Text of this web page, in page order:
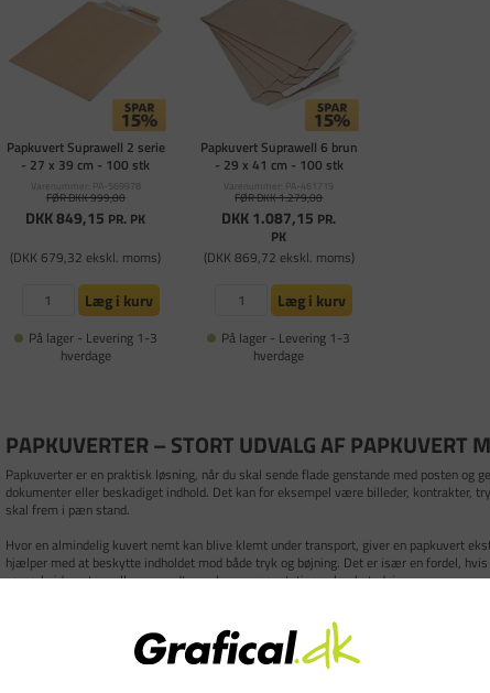
Papkuvert Suprawell 2 serie
- 27 x 39 cm - 100 stk
Varenummer: PA-569978
FØR DKK 999,00
DKK 849,15 PR. PK
(DKK 679,32 ekskl. moms)
Læg i kurv
På lager - Levering 1-3
hverdage
Papkuvert Suprawell 6 brun
- 29 x 41 cm - 100 stk
Varenummer: PA-461719
FØR DKK 1.279,00
DKK 1.087,15 PR.
PK
(DKK 869,72 ekskl. moms)
Læg i kurv
På lager - Levering 1-3
hverdage
PAPKUVERTER – STORT UDVALG AF PAPKUVERT
Papkuverter er en praktisk løsning, når du skal sende flade genstande med posten og
dokumenter eller beskadiget indhold. Det kan for eksempel være billeder, kontrakter,
skal frem i pæn stand.
Hvor en almindelig kuvert nemt kan blive klemt under transport, giver en papkuvert
hjælper med at beskytte indholdet mod både tryk og bøjning. Det er især en fordel,
samarbejdspartner eller en modtager, hvor præsentationen har betydning.
Vores papkuverter har selvklæbende lukning og rivetape, så de er nemme at lukke og
modtageren kan åbne kuverten uden at ødelægge indholdet. Det gør papkuverter til
både private og erhverv.